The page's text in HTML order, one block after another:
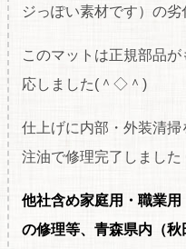
ジっぽい素材です）の
このマットは正規部品
応しました(＾◇＾)
仕上げに内部・外装清
注油で修理完了しました
他社含め家庭用・職業用
の修理等、青森県内（